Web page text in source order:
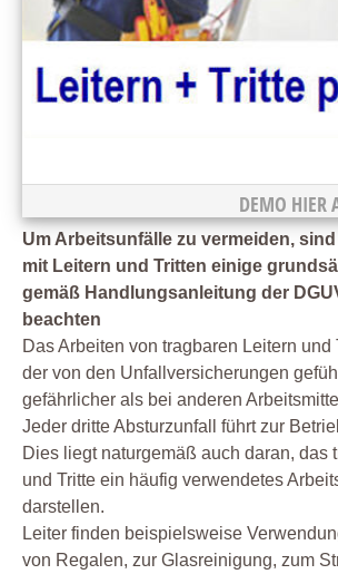
DEMO HIER
Um Arbeitsunfälle zu vermeiden,
mit Leitern und Tritten einige
gemäß Handlungsanleitung der
beachten
Das Arbeiten von tragbaren Leitern und
der von den Unfallversicherungen
gefährlicher als bei anderen
Jeder dritte Absturzunfall führt zur
Dies liegt naturgemäß auch daran, das
und Tritte ein häufig verwendetes
darstellen.
Leiter finden beispielsweise
von Regalen, zur Glasreinigung, zum